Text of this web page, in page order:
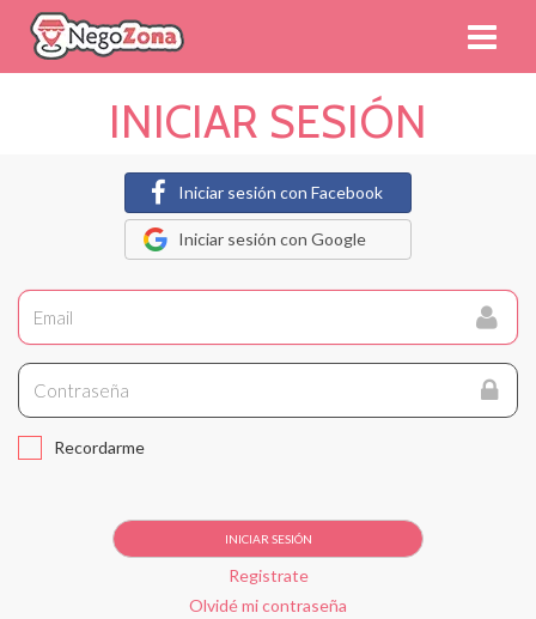
INICIAR SESIÓN
Iniciar sesión con Facebook
Iniciar sesión con Google
Recordarme
Registrate
Olvidé mi contraseña